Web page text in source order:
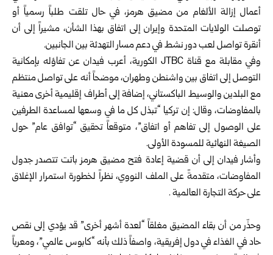
أعمال إزالة الألغام من مضيق هرمز، في حال تلقت طلباً رسمياً أو
توصلت الولايات المتحدة وإيران إلى اتفاق بهذا الشأن، مشيراً إلى أن
أنقرة تواصل لعب دور نشط في دعم مسار التهدئة بين الجانبين.
وفي مقابلة مع قناة JTBC الكورية، أعرب فيدان عن تفاؤله بإمكانية
التوصل إلى اتفاق بين واشنطن وطهران، موضحاً أنه على تواصل منتظم
مع البلدين والوسيط الباكستاني، إضافة إلى أطراف إقليمية أخرى معنية
بالمفاوضات، وقال: إن تركيا “تبذل كل ما في وسعها لمساعدة الطرفين
على الوصول إلى تفاهم أو اتفاق”، متوقعاً تحقيق “توافق عام” حول
الصيغة النهائية للمسودة الأولى.
وأشار فيدان إلى أن قضية إعادة فتح مضيق هرمز باتت تتصدر جدول
المفاوضات، متقدمةً على الملف النووي، نظراً لخطورة استمرار الإغلاق
على حركة التجارة العالمية .
وحذّر من أن بقاء المضيق مغلقاً “لعدة أشهر أخرى” قد يؤدي إلى نقص
حاد في الغذاء في دول إفريقية، واصفاً ذلك بأنه “كابوس عالمي”، ومعرباً